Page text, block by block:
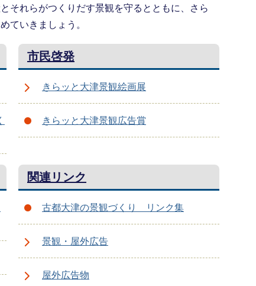
それらがつくりだす景観を守るとともに、さら
ていきましょう。
市民啓発
きらッと大津景観絵画展
きらッと大津景観広告賞
関連リンク
古都大津の景観づくり リンク集
景観・屋外広告
屋外広告物